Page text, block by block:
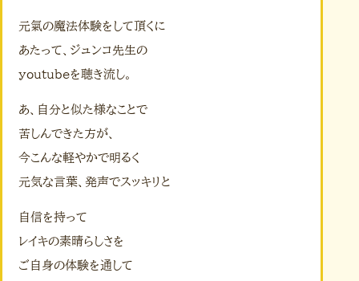
元氣の魔法体験をして頂くに
あたって、ジュンコ先生の
youtubeを聴き流し。
あ、自分と似た様なことで
苦しんできた方が、
今こんな軽やかで明るく
元気な言葉、発声でスッキリと
自信を持って
レイキの素晴らしさを
ご自身の体験を通して